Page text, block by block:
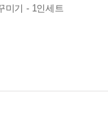
미기 - 1인세트